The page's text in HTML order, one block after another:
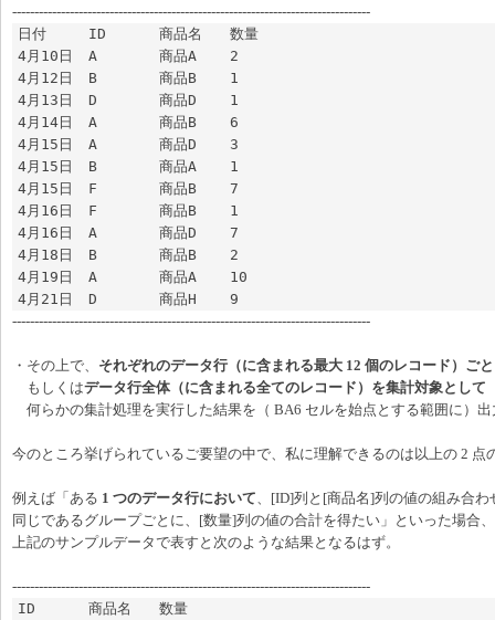
---------------------------------------------------------------------------------
日付	ID	商品名	数量
4月10日	A	商品A	2
4月12日	B	商品B	1
4月13日	D	商品D	1
4月14日	A	商品B	6
4月15日	A	商品D	3
4月15日	B	商品A	1
4月15日	F	商品B	7
4月16日	F	商品B	1
4月16日	A	商品D	7
4月18日	B	商品B	2
4月19日	A	商品A	10
4月21日	D	商品H	9
---------------------------------------------------------------------------------
・その上で、 それぞれのデータ行（に含まれる最大 12 個のレコード）ご
もしくはデータ行全体（に含まれる全てのレコード）を集計対象として
何らかの集計処理を実行した結果を（ BA6 セルを始点とする範囲に）出
今のところ挙げられているご要望の中で、私に理解できるのは以上の 2 点
例えば「ある 1 つのデータ行において 、[ID]列と[商品名]列の値の組み合わ
同じであるグループごとに、[数量]列の値の合計を得たい」といった場合、
上記のサンプルデータで表すと次のような結果となるはず。
---------------------------------------------------------------------------------
ID	商品名	数量